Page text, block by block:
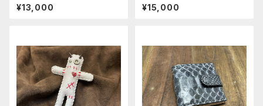
ケース
¥13,000
typeＡ
¥15,000